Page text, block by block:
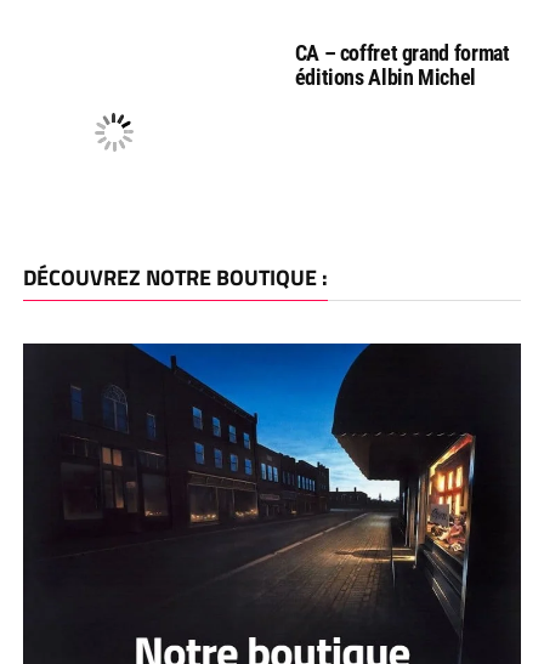
CA – coffret grand format
éditions Albin Michel
DÉCOUVREZ NOTRE BOUTIQUE :